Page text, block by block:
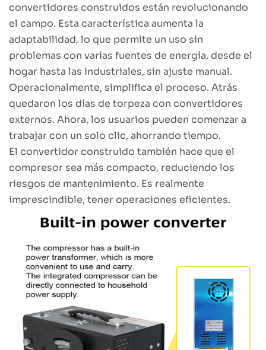
convertidores construidos están revolucionando
el campo. Esta característica aumenta la
adaptabilidad, lo que permite un uso sin
problemas con varias fuentes de energía, desde el
hogar hasta las industriales, sin ajuste manual.
Operacionalmente, simplifica el proceso. Atrás
quedaron los días de torpeza con convertidores
externos. Ahora, los usuarios pueden comenzar a
trabajar con un solo clic, ahorrando tiempo.
El convertidor construido también hace que el
compresor sea más compacto, reduciendo los
riesgos de mantenimiento. Es realmente
imprescindible, tener operaciones eficientes.